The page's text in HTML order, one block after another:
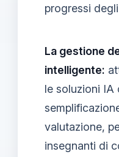
progressi
La gestione
intelligente:
le soluzioni
valutazione,
insegnanti di